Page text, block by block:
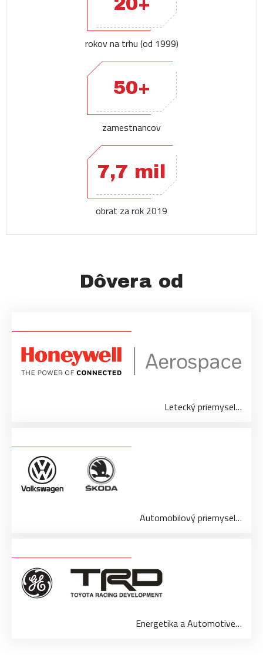
rokov na trhu (od 1999)
50+
zamestnancov
7,7 mil
obrat za rok 2019
Dôvera od
Letecký priemysel…
Automobilový priemysel…
Energetika a Automotive…